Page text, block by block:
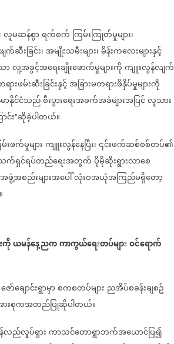
လူမဆန်စွာရက်စက် ကြမ်းကြုတ်မှုများ၊
ျက်ဆီးခြင်း၊အမျိုးသမီးများ၊မိန်းကလေးများနှင့်
ာလူ့အခွင့်အရေးချိုးဖောက်မှုများကိုကျူးလွန်လျက်
ားဖမ်းဆီးခြင်းနှင့်အခြားမတရားဖိနှိပ်မှုများကို
မာနိုင်ငံသည်စီးပွားရေးအခက်အခဲများအပြင်လူသား
င်း"ဆိုခဲ့ပါတယ်။
ဖက်မှုများကျူးလွန်နေပြီး၊၎င်းဖက်ဆစ်စစ်တပ်၏
ရှင်ရပ်တည်ရေးအတွက်ပိုမိုဆိုးရွားလာစေ
အစည်းများအပေါ်လုံးဝအယုံအကြည်မရှိတော့
ကိုယမန်နေ့ညကကာကွယ်ရေးတပ်များဝင်ရောက်
ဇော်ချောင်းရွာမှာစကစတပ်များ ညအိပ်စခန်းချစဥ်
ားစုကအတည်ပြုဆိုပါတယ်။
လည်လှုပ်ရှားကာသင်တောရွာဘက်အယောင်ပြ၍